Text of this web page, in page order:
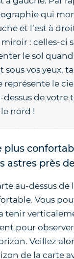
qui
et l’est à
miroir : celles-ci
le sol
sous vos yeux,
représente le
dessus de votre
nord !
plus
astres près
au-dessus de
Vous
tenir
pour
Veillez
de la carte